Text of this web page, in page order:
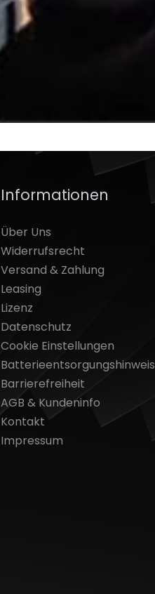
Informationen
Über Uns
Widerrufsrecht
Versand & Zahlung
Leasing
Lizenz
Datenschutz
Cookie Einstellungen
Batterieentsorgungshinweis
Barrierefreiheit
AGB & Kundeninfo
Kontakt
Impressum